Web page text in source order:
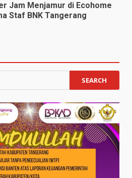
Jam Menjamur di Ecohome
Staf BNK Tangerang